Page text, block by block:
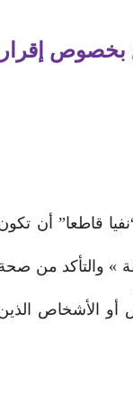
بخصوص
قاطعا” أن
» والتأكد من
أو الأشخاص